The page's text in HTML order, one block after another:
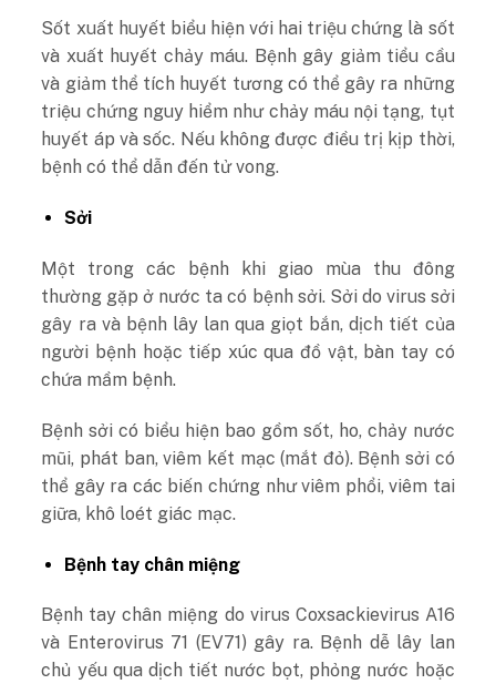
Sốt xuất huyết biểu hiện với hai triệu chứng là sốt
và xuất huyết chảy máu. Bệnh gây giảm tiểu cầu
và giảm thể tích huyết tương có thể gây ra những
triệu chứng nguy hiểm như chảy máu nội tạng, tụt
huyết áp và sốc. Nếu không được điều trị kịp thời,
bệnh có thể dẫn đến tử vong.
Sởi
Một trong các bệnh khi giao mùa thu đông
thường gặp ở nước ta có bệnh sởi. Sởi do virus sởi
gây ra và bệnh lây lan qua giọt bắn, dịch tiết của
người bệnh hoặc tiếp xúc qua đồ vật, bàn tay có
chứa mầm bệnh.
Bệnh sởi có biểu hiện bao gồm sốt, ho, chảy nước
mũi, phát ban, viêm kết mạc (mắt đỏ). Bệnh sởi có
thể gây ra các biến chứng như viêm phổi, viêm tai
giữa, khô loét giác mạc.
Bệnh tay chân miệng
Bệnh tay chân miệng do virus Coxsackievirus A16
và Enterovirus 71 (EV71) gây ra. Bệnh dễ lây lan
chủ yếu qua dịch tiết nước bọt, phỏng nước hoặc